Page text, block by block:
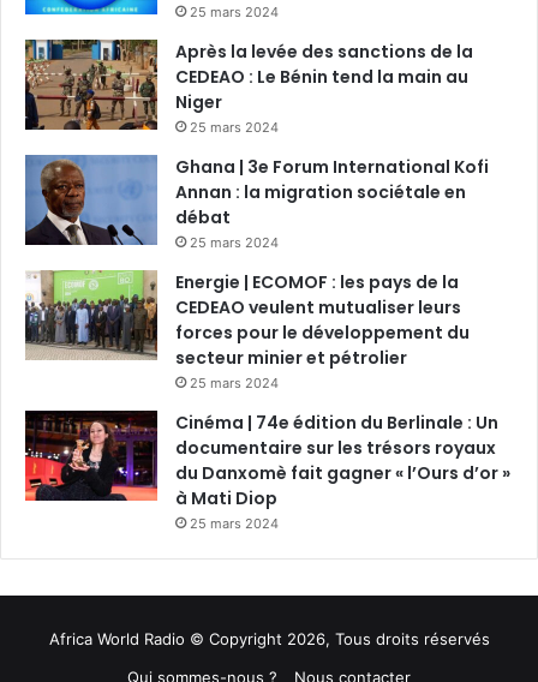
25 mars 2024
Après la levée des sanctions de la
CEDEAO : Le Bénin tend la main au
Niger
25 mars 2024
Ghana | 3e Forum International Kofi
Annan : la migration sociétale en
débat
25 mars 2024
Energie | ECOMOF : les pays de la
CEDEAO veulent mutualiser leurs
forces pour le développement du
secteur minier et pétrolier
25 mars 2024
Cinéma | 74e édition du Berlinale : Un
documentaire sur les trésors royaux
du Danxomè fait gagner « l’Ours d’or »
à Mati Diop
25 mars 2024
Africa World Radio © Copyright 2026, Tous droits réservés
Qui sommes-nous ?
Nous contacter